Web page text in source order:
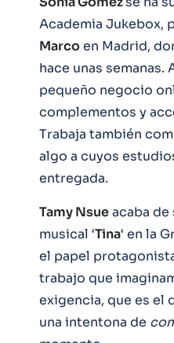
Academia Jukebox,
Marcoen Madrid,
hace unas semanas.
pequeño negocio
complementos y
Trabaja también
algo a cuyos
entregada.
Tamy Nsueacaba de
musical ‘Tina‘ en la
el papel
trabajo que
exigencia, que es el
una intentona de